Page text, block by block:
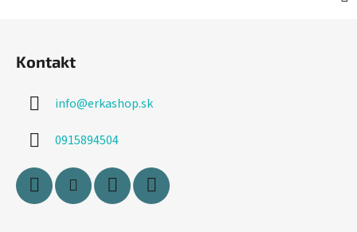
Kontakt
info@erkashop.sk
0915894504